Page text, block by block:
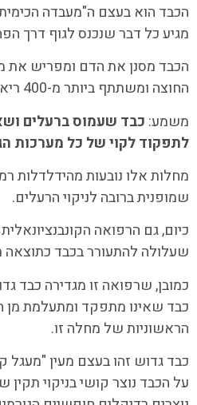
הכבד הוא בעצם ה"מעבדה
מגיע כל דבר שנכנס לגוף דרך
הכבד מסנן את הדם ומפריש
החוצה ומשתתף ביותר מ-400 ריאקציות בגוף.
משמע: כבד שעמוס ברעלים
לתפקוד לקוי של כל מערכות
מחלות אלו נובעות מהידלדלות
שמופנית ברובה לניקוי הרעלים.
כיום, גם הרפואה
שעלולה להתעורר בכבד כתוצאה
כמובן, שרפואה זו מגדירה כבד
כבד שאינו מתפקד ומתעלמת מן
הראשוניות של מחלה זו.
כבד גדוש זהו בעצם מעין "מעגל
על הכבד נוצר קושי בניקוי